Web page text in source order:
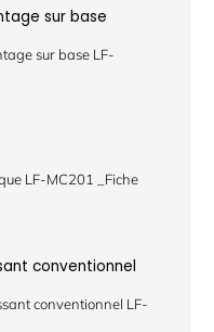
sur base
sur base LF-
LF-MC201 _Fiche
conventionnel
conventionnel LF-